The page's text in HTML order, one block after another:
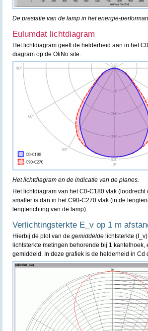
De prestatie van de lamp in het energie-
Eulumdat lichtdiagram
Het lichtdiagram geeft de helderheid aan in het
diagram op de OliNo site.
Het lichtdiagram en de indicatie van de planes.
Het lichtdiagram van het C0-C180 vlak
smaller is dan in het C90-C270 vlak (in de
lengterichting van de lamp).
Verlichtingsterkte E_v op 1 m
Hierbij de plot van de gemiddelde lichtsterkte
lichtsterkte metingen behorende bij 1
gemiddeld. In deze grafiek is de helderheid in Cd